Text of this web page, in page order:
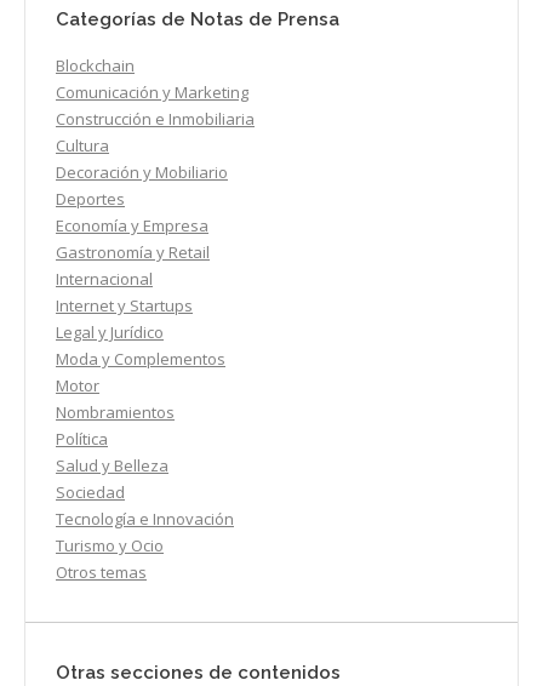
Categorías de Notas de Prensa
Blockchain
Comunicación y Marketing
Construcción e Inmobiliaria
Cultura
Decoración y Mobiliario
Deportes
Economía y Empresa
Gastronomía y Retail
Internacional
Internet y Startups
Legal y Jurídico
Moda y Complementos
Motor
Nombramientos
Política
Salud y Belleza
Sociedad
Tecnología e Innovación
Turismo y Ocio
Otros temas
Otras secciones de contenidos